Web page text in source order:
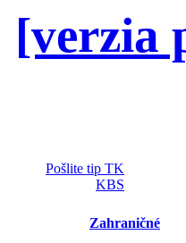
[verzia
Pošlite tip TK
KBS
Zahraničné